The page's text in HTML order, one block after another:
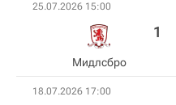
25.07.2026 15:00
Мидлсбро
1
18.07.2026 17:00